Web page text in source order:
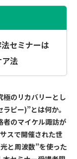
セミナーは
法
極のリカバリーとし
ピー)”とは何か。
者のマイケル諏訪が
スで開催された世
と周波数”を使った